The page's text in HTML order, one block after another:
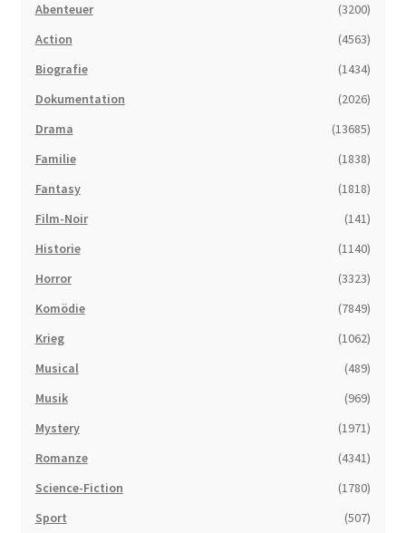
Abenteuer
(3200)
Action
(4563)
Biografie
(1434)
Dokumentation
(2026)
Drama
(13685)
Familie
(1838)
Fantasy
(1818)
Film-Noir
(141)
Historie
(1140)
Horror
(3323)
Komödie
(7849)
Krieg
(1062)
Musical
(489)
Musik
(969)
Mystery
(1971)
Romanze
(4341)
Science-Fiction
(1780)
Sport
(507)